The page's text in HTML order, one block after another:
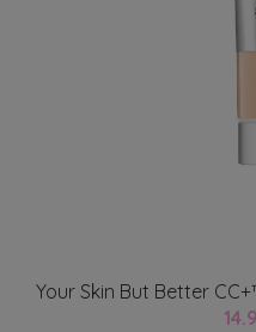
Your Skin But Better